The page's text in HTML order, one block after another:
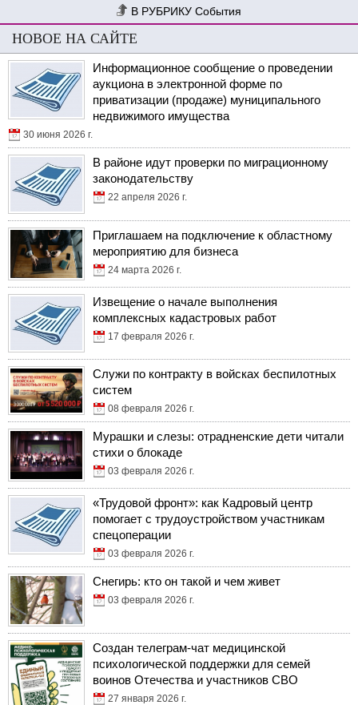
События
НОВОЕ НА САЙТЕ
Информационное сообщение о проведении
аукциона в электронной форме по
приватизации (продаже) муниципального
недвижимого имущества
30 июня 2026 г.
В районе идут проверки по миграционному
законодательству
22 апреля 2026 г.
Приглашаем на подключение к областному
мероприятию для бизнеса
24 марта 2026 г.
Извещение о начале выполнения
комплексных кадастровых работ
17 февраля 2026 г.
Служи по контракту в войсках беспилотных
систем
08 февраля 2026 г.
Мурашки и слезы: отрадненские дети читали
стихи о блокаде
03 февраля 2026 г.
«Трудовой фронт»: как Кадровый центр
помогает с трудоустройством участникам
спецоперации
03 февраля 2026 г.
Снегирь: кто он такой и чем живет
03 февраля 2026 г.
Создан телеграм-чат медицинской
психологической поддержки для семей
воинов Отечества и участников СВО
27 января 2026 г.